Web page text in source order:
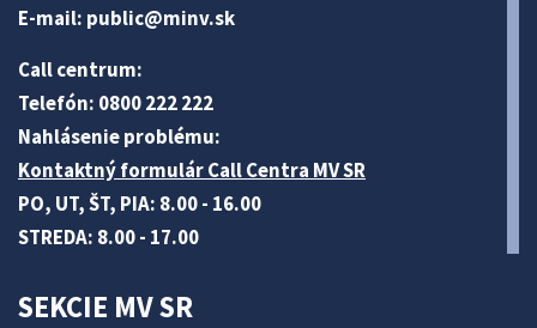
E-mail: public@minv.sk
Call centrum:
Telefón: 0800 222 222
Nahlásenie problému:
Kontaktný formulár Call Centra MV SR
PO, UT, ŠT, PIA: 8.00 - 16.00
STREDA: 8.00 - 17.00
SEKCIE MV SR